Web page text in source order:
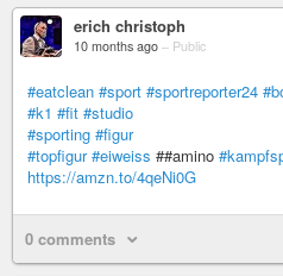
erich christoph
10 months ago – Public
#eatclean #sport #sportreporter24
#k1 #fit #studio
#sporting #figur
#topfigur #eiweiss ##amino
https://amzn.to/4qeNi0G
0 comments